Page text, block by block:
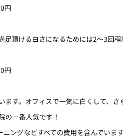
円
足頂ける白さになるためには2～3回
円
す。オフィスで一気に白くして、さ
の一番人気です！
ングなどすべての費用を含んでいま